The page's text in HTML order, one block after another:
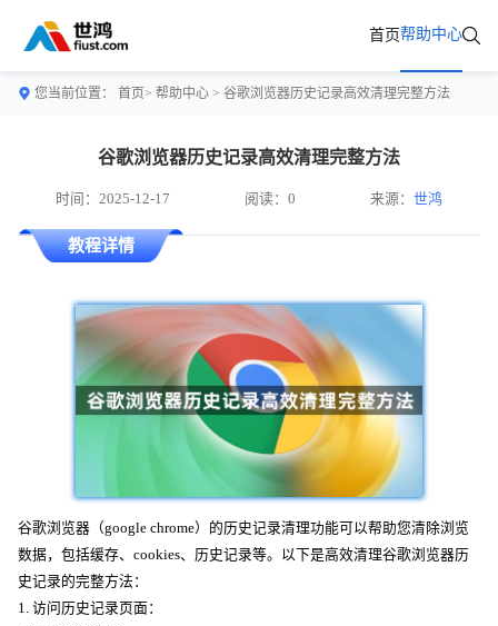
首页帮助中心
您当前位置： 首页> 帮助中心 > 谷歌浏览器历史记录高效清理完整方法
谷歌浏览器历史记录高效清理完整方法
时间：2025-12-17 阅读：0 来源：世鸿
教程详情
谷歌浏览器（google chrome）的历史记录清理功能可以帮助您清除浏览
数据，包括缓存、cookies、历史记录等。以下是高效清理谷歌浏览器历
史记录的完整方法：
1. 访问历史记录页面：